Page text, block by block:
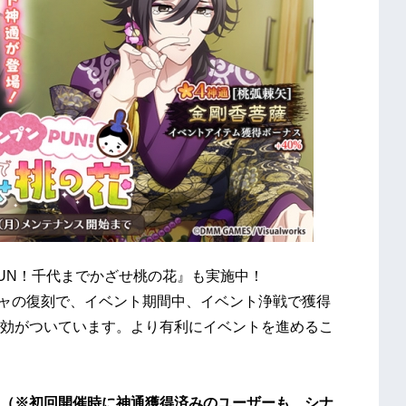
！千代までかざせ桃の花』も実施中！
の復刻で、イベント期間中、イベント浄戦で獲得
がついています。より有利にイベントを進めるこ